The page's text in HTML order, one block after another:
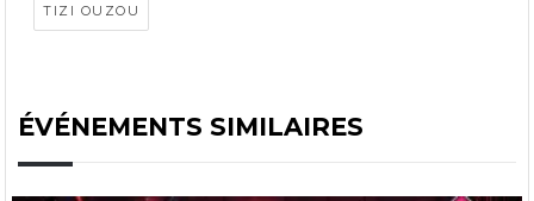
TIZI OUZOU
ÉVÉNEMENTS SIMILAIRES